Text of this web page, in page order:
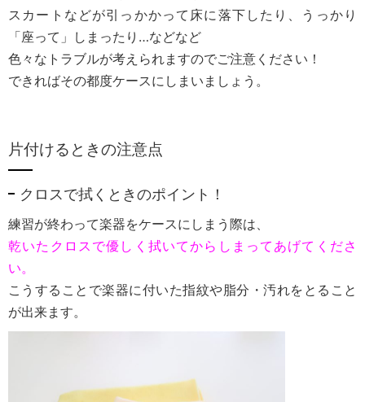
スカートなどが引っかかって床に落下したり、うっかり
「座って」しまったり…などなど
色々なトラブルが考えられますのでご注意ください！
できればその都度ケースにしまいましょう。
片付けるときの注意点
クロスで拭くときのポイント！
練習が終わって楽器をケースにしまう際は、
乾いたクロスで優しく拭いてからしまってあげてくださ
い。
こうすることで楽器に付いた指紋や脂分・汚れをとること
が出来ます。